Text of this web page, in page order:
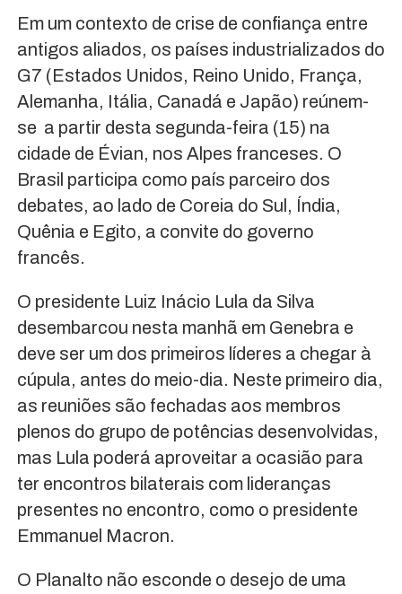
Em um contexto de crise de confiança entre
antigos aliados, os países industrializados do
G7 (Estados Unidos, Reino Unido, França,
Alemanha, Itália, Canadá e Japão) reúnem-
se a partir desta segunda-feira (15) na
cidade de Évian, nos Alpes franceses. O
Brasil participa como país parceiro dos
debates, ao lado de Coreia do Sul, Índia,
Quênia e Egito, a convite do governo
francês.
O presidente Luiz Inácio Lula da Silva
desembarcou nesta manhã em Genebra e
deve ser um dos primeiros líderes a chegar à
cúpula, antes do meio-dia. Neste primeiro dia,
as reuniões são fechadas aos membros
plenos do grupo de potências desenvolvidas,
mas Lula poderá aproveitar a ocasião para
ter encontros bilaterais com lideranças
presentes no encontro, como o presidente
Emmanuel Macron.
O Planalto não esconde o desejo de uma